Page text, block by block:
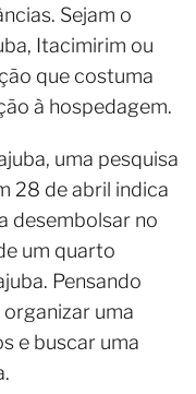
Sejam o
Itacimirim ou
que costuma
à hospedagem.
uma pesquisa
28 de abril indica
desembolsar no
um quarto
Pensando
uma
e buscar uma